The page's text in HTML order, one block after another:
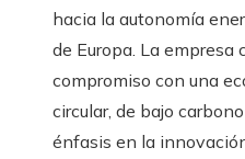
hacia la autonomía
de Europa. La empresa
compromiso con una
circular, de bajo
énfasis en la